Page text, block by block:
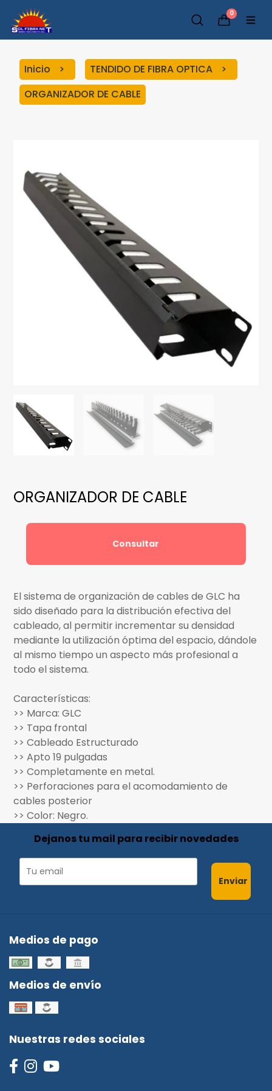
0
Inicio
TENDIDO DE FIBRA OPTICA
ORGANIZADOR DE CABLE
ORGANIZADOR DE CABLE
Consultar
El sistema de organización de cables de GLC ha
sido diseñado para la distribución efectiva del
cableado, al permitir incrementar su densidad
mediante la utilización óptima del espacio, dándole
al mismo tiempo un aspecto más profesional a
todo el sistema.
Características:
>> Marca: GLC
>> Tapa frontal
>> Cableado Estructurado
>> Apto 19 pulgadas
>> Completamente en metal.
>> Perforaciones para el acomodamiento de
cables posterior
>> Color: Negro.
Dejanos tu mail para recibir novedades
Enviar
Medios de pago
Medios de envío
Nuestras redes sociales